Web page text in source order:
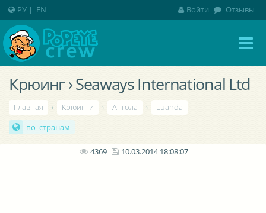
Крюинг › Seaways International Ltd
Главная › Крюинги › Ангола ›
Luanda
по странам
4369 10.03.2014 18:08:07
РУ | EN Войти Отзывы